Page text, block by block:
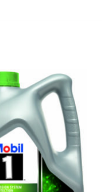
Legg til
favoritter